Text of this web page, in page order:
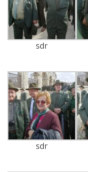
sdr
sdr